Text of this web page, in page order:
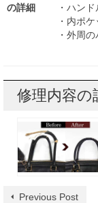
の詳細
・ハン
・内ポ
・外周
修理内容の
Previous Post